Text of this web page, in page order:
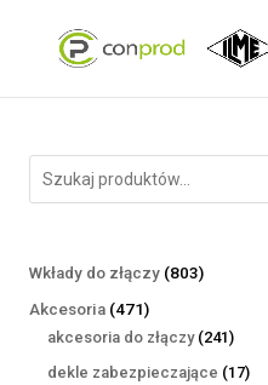
Wkłady do złączy 803803
Akcesoria 471471
produktów
akcesoria do złączy 241241
dekle zabezpieczające 1717